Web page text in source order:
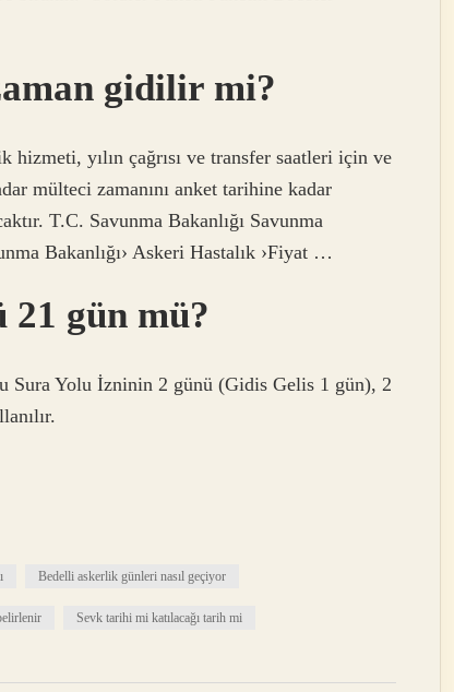
gidilir mi?
yılın çağrısı ve transfer saatleri için ve
mülteci zamanını anket tarihine kadar
T.C. Savunma Bakanlığı Savunma
Bakanlığı› Askeri Hastalık ›Fiyat …
gün mü?
Sura Yolu İzninin 2 günü (Gidis Gelis 1 gün), 2
Bedelli askerlik günleri nasıl geçiyor
Sevk tarihi mi katılacağı tarih mi